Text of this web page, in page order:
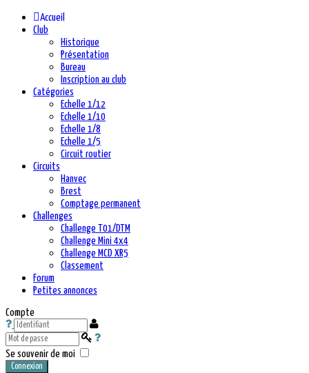
Accueil
Club
Historique
Présentation
Bureau
Inscription au club
Catégories
Echelle 1/12
Echelle 1/10
Echelle 1/8
Echelle 1/5
Circuit routier
Circuits
Hanvec
Brest
Comptage permanent
Challenges
Challenge T01/DTM
Challenge Mini 4x4
Challenge MCD XR5
Classement
Forum
Petites annonces
Compte
Se souvenir de moi
Connexion